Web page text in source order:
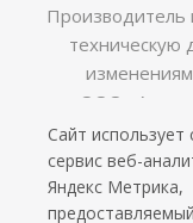
Производитель
техническую
ООО
Сайт использует
сервис веб-
Яндекс Метрика,
предоставляемый